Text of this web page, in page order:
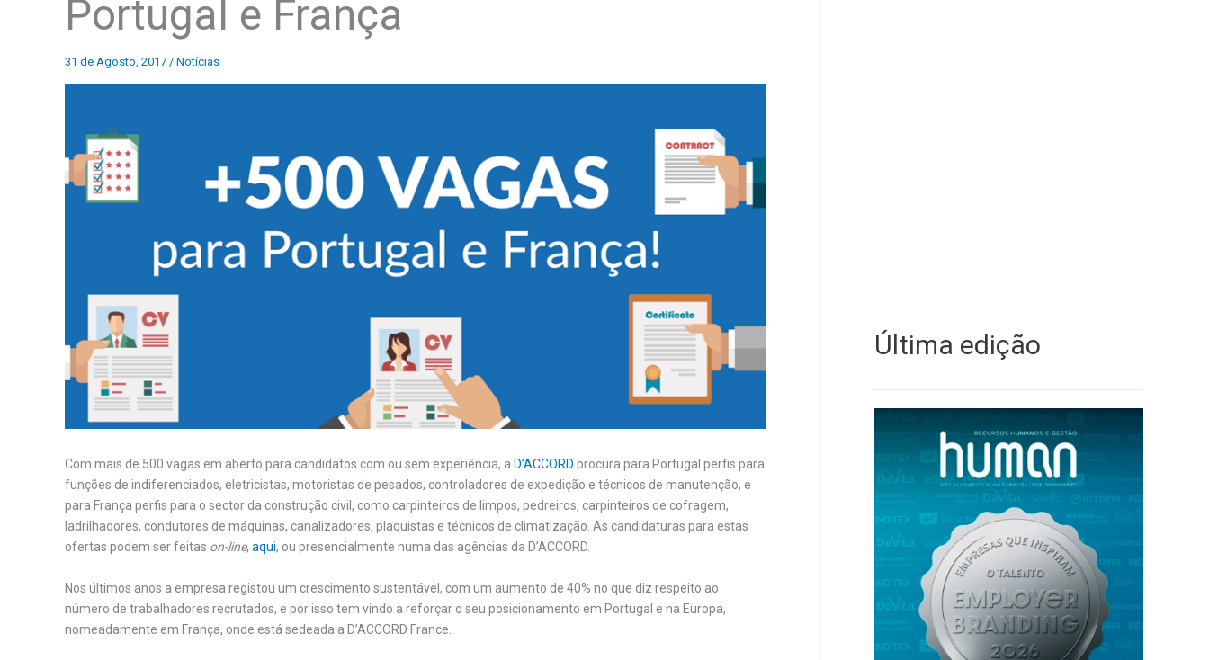
Portugal e França
31 de Agosto, 2017 / Notícias
Com mais de 500 vagas em aberto para candidatos com ou sem experiência, a D’ACCORD procura para Portugal perfis para
funções de indiferenciados, eletricistas, motoristas de pesados, controladores de expedição e técnicos de manutenção, e
para França perfis para o sector da construção civil, como carpinteiros de limpos, pedreiros, carpinteiros de cofragem,
ladrilhadores, condutores de máquinas, canalizadores, plaquistas e técnicos de climatização. As candidaturas para estas
ofertas podem ser feitas on-line, aqui, ou presencialmente numa das agências da D’ACCORD.
Nos últimos anos a empresa registou um crescimento sustentável, com um aumento de 40% no que diz respeito ao
número de trabalhadores recrutados, e por isso tem vindo a reforçar o seu posicionamento em Portugal e na Europa,
nomeadamente em França, onde está sedeada a D’ACCORD France.
Última edição